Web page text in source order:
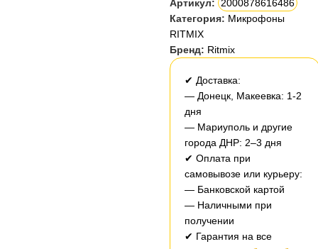
Артикул:
2000878616486
Категория: Микрофоны
RITMIX
Бренд: Ritmix
✔ Доставка:
— Донецк, Макеевка: 1-2
дня
— Мариуполь и другие
города ДНР: 2–3 дня
✔ Оплата при
самовывозе или курьеру:
— Банковской картой
— Наличными при
получении
✔ Гарантия на все